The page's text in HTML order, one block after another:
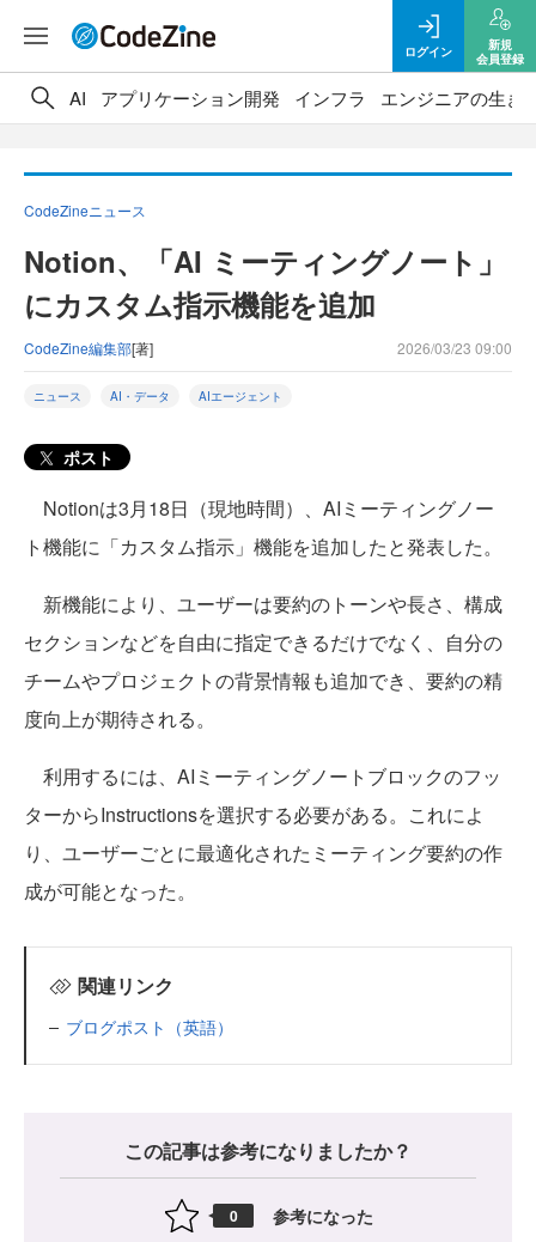
ログイン
新規
会員登録
AI アプリケーション開発 インフラ エンジニアの生き
CodeZineニュース
Notion、「AI ミーティングノート」
にカスタム指示機能を追加
CodeZine編集部[著] 2026/03/23 09:00
ニュース AI・データ AIエージェント
ポスト
Notionは3月18日（現地時間）、AIミーティングノー
ト機能に「カスタム指示」機能を追加したと発表した。
新機能により、ユーザーは要約のトーンや長さ、構成
セクションなどを自由に指定できるだけでなく、自分の
チームやプロジェクトの背景情報も追加でき、要約の精
度向上が期待される。
利用するには、AIミーティングノートブロックのフッ
ターからInstructionsを選択する必要がある。これによ
り、ユーザーごとに最適化されたミーティング要約の作
成が可能となった。
関連リンク
ブログポスト（英語）
この記事は参考になりましたか？
0 参考になった